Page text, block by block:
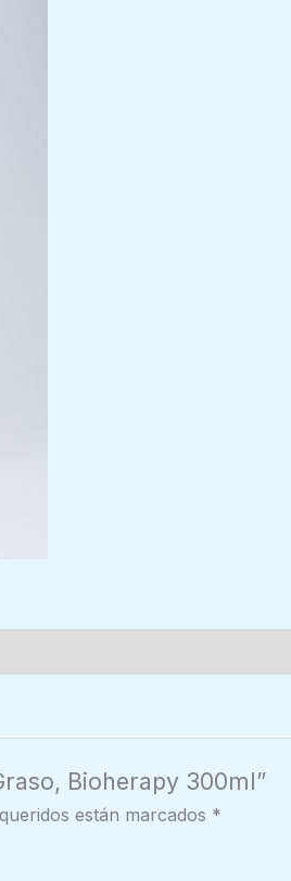
Bioherapy 300ml”
están marcados *